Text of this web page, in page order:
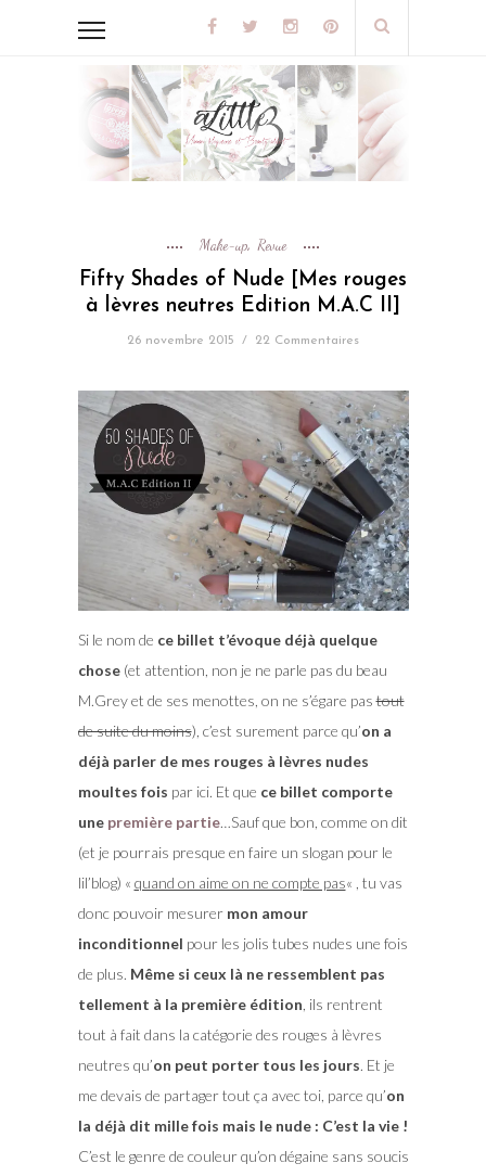
Make-up, Revue
Fifty Shades of Nude [Mes rouges
à lèvres neutres Edition M.A.C II]
26 novembre 2015 / 22 Commentaires
Si le nom de ce billet t’évoque déjà quelque
chose(et attention, non je ne parle pas du beau
M.Grey et de ses menottes, on ne s’égare pastout
de suite du moins), c’est surement parce qu’on a
déjà parler de mes rouges à lèvres nudes
moultes fois par ici. Et que ce billet comporte
une première partie…Sauf que bon, comme on dit
(et je pourrais presque en faire un slogan pour le
lil’blog) « quand on aime on ne compte pas« , tu vas
donc pouvoir mesurer mon amour
inconditionnel pour les jolis tubes nudes une fois
de plus. Même si ceux là ne ressemblent pas
tellement à la première édition , ils rentrent
tout à fait dans la catégorie des rouges à lèvres
neutres qu’on peut porter tous les jours. Et je
me devais de partager tout ça avec toi, parce qu’on
la déjà dit mille fois mais le nude : C’est la vie !
C’est le genre de couleur qu’on dégaine sans soucis